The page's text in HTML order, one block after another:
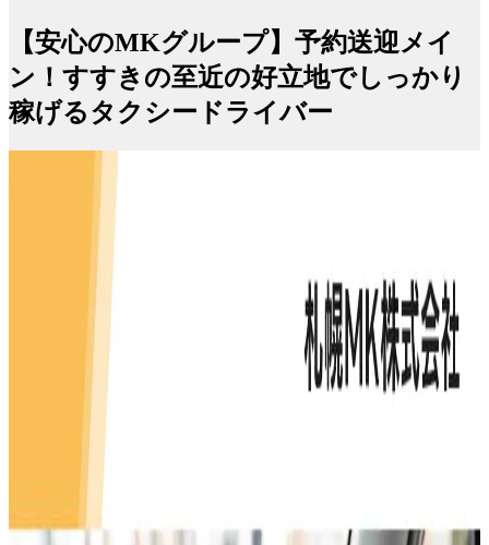
【安心のMKグループ】予約送迎メイ
ン！すすきの至近の好立地でしっかり
稼げるタクシードライバー